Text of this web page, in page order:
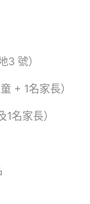
3 號）
+ 1名家長）
名家長）